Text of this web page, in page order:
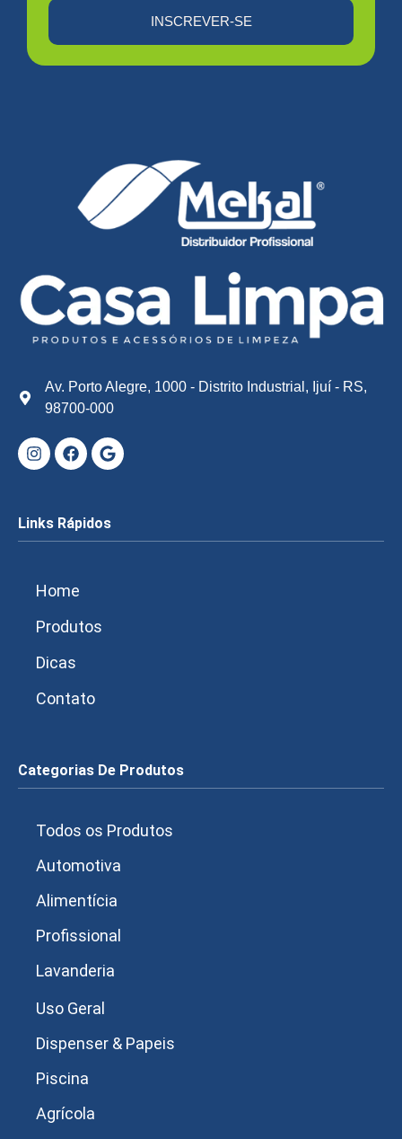
INSCREVER-SE
Av. Porto Alegre, 1000 - Distrito Industrial, Ijuí - RS,
98700-000
Links Rápidos
Home
Produtos
Dicas
Contato
Categorias De Produtos
Todos os Produtos
Automotiva
Alimentícia
Profissional
Lavanderia
Uso Geral
Dispenser & Papeis
Piscina
Agrícola